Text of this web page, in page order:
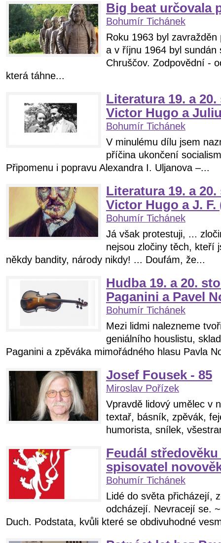
Big beat určovala
Bohumír Tichánek
Roku 1963 byl
a v říjnu 1964 byl sundán
Chruščov. Zodpovědní -
která táhne...
Literatura 19. a
Victor Hugo a
Bohumír Tichánek
V minulému dílu jsem
příčina ukončení
Připomenu i popravu Alexandra I. Uljanova –...
Literatura 19. a
Victor Hugo a J. F.
Bohumír Tichánek
Já však protestuji, ...
nejsou zločiny těch, kteří
někdy bandity, národy nikdy! ... Doufám, že...
Hudba 19. a 20.
Paganini a Pavel
Bohumír Tichánek
Mezi lidmi nalezneme
geniálního houslistu,
Paganini a zpěváka mimořádného hlasu Pavla
Josef Fousek - 85
Miroslav Pořízek
Vpravdě lidový umělec v
textař, básník, zpěvák,
humorista, snílek,
Feudál středověku
spisovatel
Bohumír Tichánek
Lidé do světa přicházejí,
odcházejí. Nevracejí se.
Duch. Podstata, kvůli které se obdivuhodné